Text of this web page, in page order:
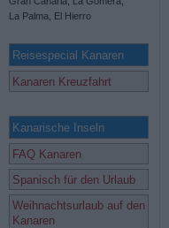
Reisespecial Kanaren
Kanaren Kreuzfahrt
Kanarische Inseln
FAQ Kanaren
Spanisch für den Urlaub
Weihnachtsurlaub auf den
Kanaren